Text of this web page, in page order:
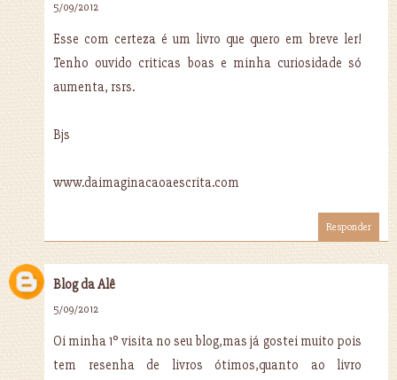
5/09/2012
Esse com certeza é um livro que quero em breve ler!
Tenho ouvido criticas boas e minha curiosidade só
aumenta, rsrs.
Bjs
www.daimaginacaoaescrita.com
Responder
Blog da Alê
5/09/2012
Oi minha 1° visita no seu blog,mas já gostei muito pois
tem resenha de livros ótimos,quanto ao livro